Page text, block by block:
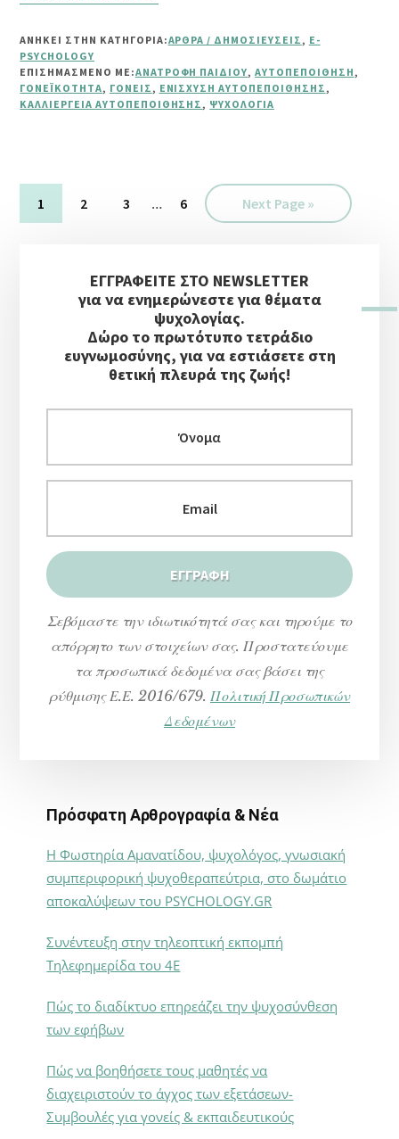
ΑΥΤΟΠΕΠΟΊΘΗΣΗ
ΠΑΙΔΙΆ
–
8
ΤΡΌΠΟΙ
ΑΝΗΚΕΙ ΣΤΗΝ ΚΑΤΗΓΟΡΙΑ:ΆΡΘΡΑ / ΔΗΜΟΣΙΕΎΣΕΙΣ, E-
PSYCHOLOGY
ΕΠΙΣΗΜΑΣΜΈΝΟ ΜΕ:ΑΝΑΤΡΟΦΉ ΠΑΙΔΙΟΎ,ΑΥΤΟΠΕΠΟΊΘΗΣΗ,
ΓΟΝΕΪΚΌΤΗΤΑ, ΓΟΝΕΊΣ, ΕΝΊΣΧΥΣΗ ΑΥΤΟΠΕΠΟΊΘΗΣΗΣ,
ΚΑΛΛΙΈΡΓΕΙΑ ΑΥΤΟΠΕΠΟΊΘΗΣΗΣ, ΨΥΧΟΛΟΓΊΑ
Σελίδα
1 Σελίδα
2 Σελίδα
3
Interim
… Σελίδα
6
Go
to
Next Page »
ΠλευρικήΕΓΓΡΑΦΕΙΤΕ ΣΤΟ NEWSLETTER
για να ενημερώνεστε για θέματα
ψυχολογίας.
Δώρο το πρωτότυπο τετράδιο
ευγνωμοσύνης, για να εστιάσετε στη
θετική πλευρά της ζωής!
Σεβόμαστε την ιδιωτικότητά σας και τηρούμε το
απόρρητο των στοιχείων σας. Προστατεύουμε
τα προσωπικά δεδομένα σας βάσει της
ρύθμισης Ε.Ε. 2016/679. Πολιτική Προσωπικών
Δεδομένων
Πρόσφατη Αρθρογραφία & Νέα
Η Φωστηρία Αμανατίδου, ψυχολόγος, γνωσιακή
συμπεριφορική ψυχοθεραπεύτρια, στο δωμάτιο
αποκαλύψεων του PSYCHOLOGY.GR
Συνέντευξη στην τηλεοπτική εκπομπή
Τηλεφημερίδα του 4Ε
Πώς το διαδίκτυο επηρεάζει την ψυχοσύνθεση
των εφήβων
Πώς να βοηθήσετε τους μαθητές να
διαχειριστούν το άγχος των εξετάσεων-
Συμβουλές για γονείς & εκπαιδευτικούς